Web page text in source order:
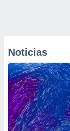
Noticias